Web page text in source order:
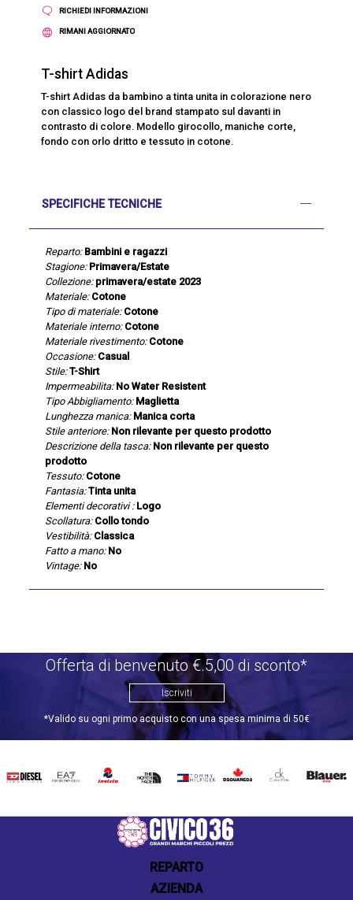
RICHIEDI INFORMAZIONI
RIMANI AGGIORNATO
T-shirt Adidas
T-shirt Adidas da bambino a tinta unita in colorazione nero
con classico logo del brand stampato sul davanti in
contrasto di colore. Modello girocollo, maniche corte,
fondo con orlo dritto e tessuto in cotone.
SPECIFICHE TECNICHE
Reparto: Bambini e ragazzi
Stagione: Primavera/Estate
Collezione: primavera/estate 2023
Materiale: Cotone
Tipo di materiale: Cotone
Materiale interno: Cotone
Materiale rivestimento: Cotone
Occasione: Casual
Stile: T-Shirt
Impermeabilita: No Water Resistent
Tipo Abbigliamento: Maglietta
Lunghezza manica: Manica corta
Stile anteriore: Non rilevante per questo prodotto
Descrizione della tasca: Non rilevante per questo
prodotto
Tessuto: Cotone
Fantasia: Tinta unita
Elementi decorativi : Logo
Scollatura: Collo tondo
Vestibilità: Classica
Fatto a mano: No
Vintage: No
Offerta di benvenuto €.5,00 di sconto*
Iscriviti
*Valido su ogni primo acquisto con una spesa minima di 50€
DIESEL EA7 INVICTATHE
TOMMY
DSQUARED2
CALVIN BLAUER
REPARTO
AZIENDA